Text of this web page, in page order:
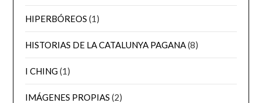
HIPERBÓREOS (1)
HISTORIAS DE LA CATALUNYA PAGANA(8)
I CHING(1)
IMÁGENES PROPIAS (2)